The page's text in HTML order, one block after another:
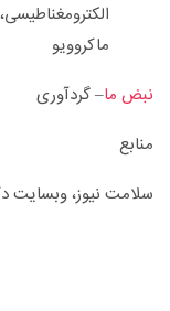
ماکروویو
نبض ما– گردآوری
منابع
سلامت نیوز، وبسایت